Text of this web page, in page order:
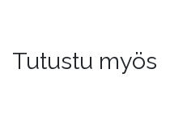
Tutustu myös